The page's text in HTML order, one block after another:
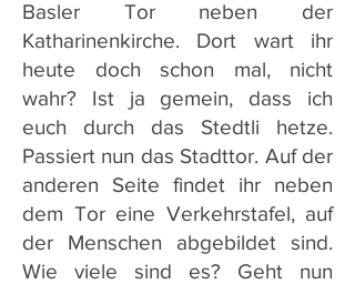
Basler Tor neben der
Katharinenkirche. Dort wart ihr
heute doch schon mal, nicht
wahr? Ist ja gemein, dass ich
euch durch das Stedtli hetze.
Passiert nun das Stadttor. Auf der
anderen Seite findet ihr neben
dem Tor eine Verkehrstafel, auf
der Menschen abgebildet sind.
Wie viele sind es? Geht nun